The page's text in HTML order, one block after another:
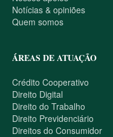
Notícias & opiniões
Quem somos
ÁREAS DE ATUAÇÃO
Crédito Cooperativo
Direito Digital
Direito do Trabalho
Direito Previdenciário
Direitos do Consumidor